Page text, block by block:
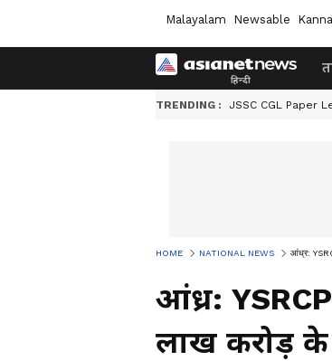
Malayalam Newsable
TRENDING : JSSC CGL Paper
HOME NATIONAL NEWS आंध्र:
आंध्र:
लाख करोड़ के